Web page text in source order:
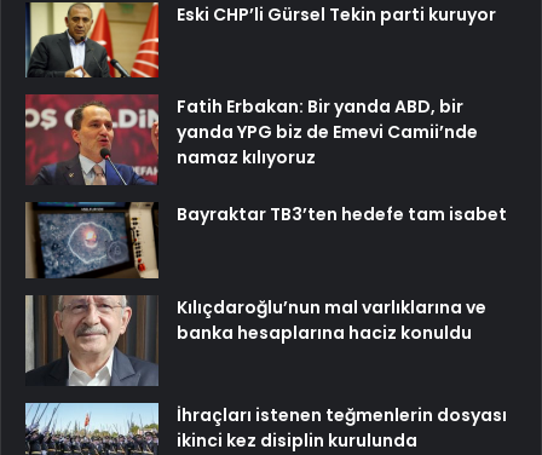
Eski CHP’li Gürsel Tekin parti kuruyor
Fatih Erbakan: Bir yanda ABD, bir
yanda YPG biz de Emevi Camii’nde
namaz kılıyoruz
Bayraktar TB3’ten hedefe tam isabet
Kılıçdaroğlu’nun mal varlıklarına ve
banka hesaplarına haciz konuldu
İhraçları istenen teğmenlerin dosyası
ikinci kez disiplin kurulunda